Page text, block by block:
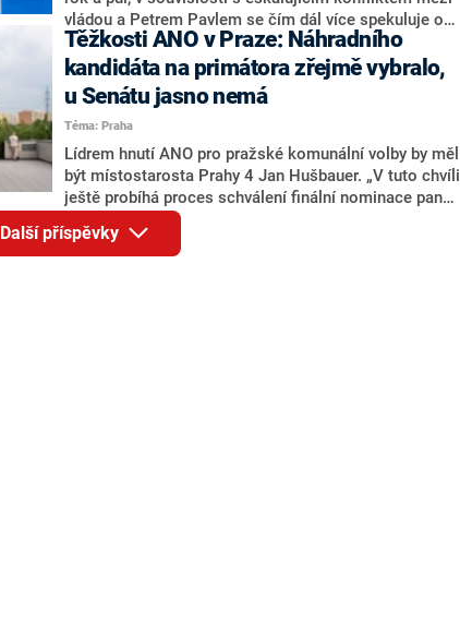
hnutí Naše Česko Martina Kuby.
vládou a Petrem Pavlem se čím dál více spekuluje o
tom, koho by do bitvy o Hrad mohla vyslat současná
koalice. Někteří političtí komentátoři znovu vytahují
jméno premiéra Andreje Babiše (ANO). Jak moc je
pravděpodobné, že se v prezidentských volbách 2028
bude znovu opakovat souboj z roku 2023?
Těžkosti ANO v Praze: Náhradního
kandidáta na primátora zřejmě vybralo,
u Senátu jasno nemá
Téma: Praha
Lídrem hnutí ANO pro pražské komunální volby by měl
být místostarosta Prahy 4 Jan Hušbauer. „V tuto chvíli
ještě probíhá proces schválení finální nominace pana
Jana Hušbauera Výborem hnutí ANO,“ uvedl pro
redakci místopředseda pražského ANO Martin
Benkovič. O Hušbauerovi se spekulovalo jako o
Další příspěvky